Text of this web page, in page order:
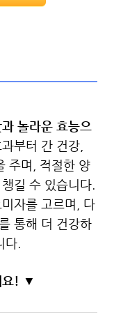
놀라운 효능으
부터 간 건강,
주며, 적절한 양
길 수 있습니다.
자를 고르며, 다
통해 더 건강하
다.
요! ▼